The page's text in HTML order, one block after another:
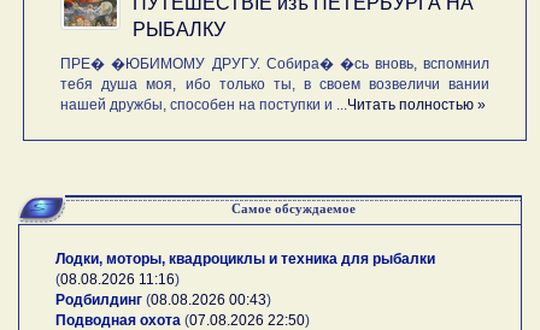
РЫБАЛКУ
ПРЕ� �ЮБИМОМУ ДРУГУ. Собира� �сь вновь, вспомнил
тебя душа моя, ибо только ты, в своем возвеличи вании
нашей дружбы, способен на поступки и ... Читать полностью »
Самое обсуждаемое
Лодки, моторы, квадроциклы и техника для рыбалки
(08.08.2026 11:16)
Родбилдинг (08.08.2026 00:43)
Подводная охота (07.08.2026 22:50)